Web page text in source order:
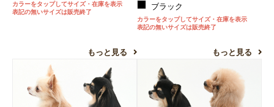
カラーをタップしてサイズ・在庫を表示
表記の無いサイズは販売終了
もっと見る
ブラック
カラーをタップしてサイズ・在庫を表示
表記の無いサイズは販売終了
もっと見る